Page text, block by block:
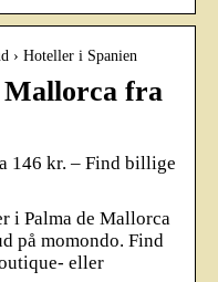
› Hoteller i Spanien
Mallorca fra
146 kr. – Find billige
i Palma de Mallorca
på momondo. Find
eller